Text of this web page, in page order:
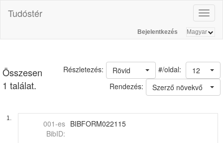
Tudóstér
Bejelentkezés
Összesen
1 találat.
#/oldal: 12
Rövid
Részletezés:
Rendezés:
Szerző növekvő
1.
001-es
BibID:
BIBFORM022115